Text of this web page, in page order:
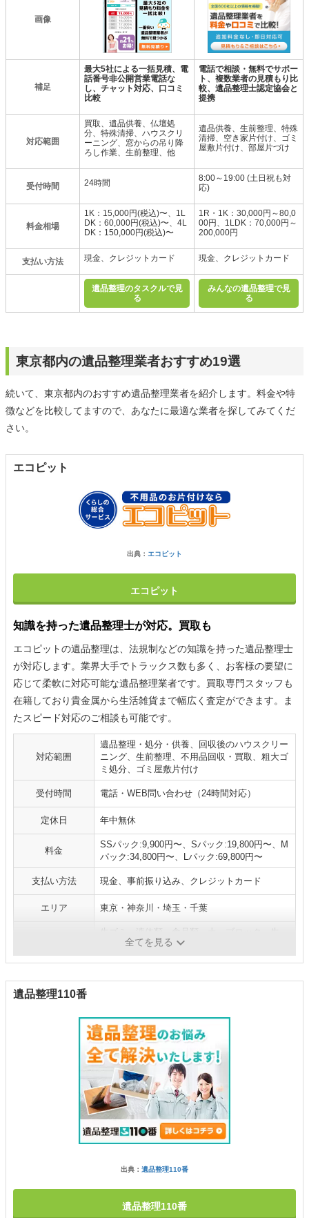
画像
補足
最大5社による一括見積、電
話番号非公開営業電話な
し、チャット対応、口コミ
比較
電話で相談・無料でサポー
ト、複数業者の見積もり比
較、遺品整理士認定協会と
提携
対応範囲
買取、遺品供養、仏壇処
分、特殊清掃、ハウスクリ
ーニング、窓からの吊り降
ろし作業、生前整理、他
遺品供養、生前整理、特殊
清掃、空き家片付け、ゴミ
屋敷片付け、部屋片づけ
受付時間 24時間
8:00～19:00 (土日祝も対
応)
料金相場
1K：15,000円(税込)〜、1L
DK：60,000円(税込)〜、4L
DK：150,000円(税込)〜
1R・1K：30,000円～80,0
00円、1LDK：70,000円～
200,000円
支払い方法 現金、クレジットカード 現金、クレジットカード
遺品整理のタスクルで見
る
みんなの遺品整理で見
る
東京都内の遺品整理業者おすすめ19選
続いて、東京都内のおすすめ遺品整理業者を紹介します。料金や特
徴などを比較してますので、あなたに最適な業者を探してみてくだ
さい。
エコピット
出典： エコピット
エコピット
知識を持った遺品整理士が対応。買取も
エコピットの遺品整理は、法規制などの知識を持った遺品整理士
が対応します。業界大手でトラックス数も多く、お客様の要望に
応じて柔軟に対応可能な遺品整理業者です。買取専門スタッフも
在籍しており貴金属から生活雑貨まで幅広く査定ができます。ま
たスピード対応のご相談も可能です。
対応範囲
遺品整理・処分・供養、回収後のハウスクリー
ニング、生前整理、不用品回収・買取、粗大ゴ
ミ処分、ゴミ屋敷片付け
受付時間 電話・WEB問い合わせ（24時間対応）
定休日 年中無休
料金
SSパック:9,900円〜、Sパック:19,800円〜、M
パック:34,800円〜、Lパック:69,800円〜
支払い方法 現金、事前振り込み、クレジットカード
エリア 東京・神奈川・埼玉・千葉
木、砂、汚物などは回収不可
全てを見る
遺品整理110番
出典： 遺品整理110番
遺品整理110番